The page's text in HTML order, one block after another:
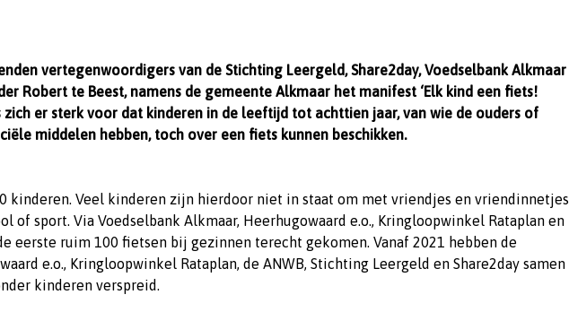
vertegenwoordigers van de Stichting Leergeld, Share2day, Voedselbank Alkmaar
Robert te Beest, namens de gemeente Alkmaar het manifest ‘Elk kind een fiets!
zich er sterk voor dat kinderen in de leeftijd tot achttien jaar, van wie de ouders of
middelen hebben, toch over een fiets kunnen beschikken.
kinderen. Veel kinderen zijn hierdoor niet in staat om met vriendjes en vriendinnetjes
of sport. Via Voedselbank Alkmaar, Heerhugowaard e.o., Kringloopwinkel Rataplan en
eerste ruim 100 fietsen bij gezinnen terecht gekomen. Vanaf 2021 hebben de
e.o., Kringloopwinkel Rataplan, de ANWB, Stichting Leergeld en Share2day samen
kinderen verspreid.